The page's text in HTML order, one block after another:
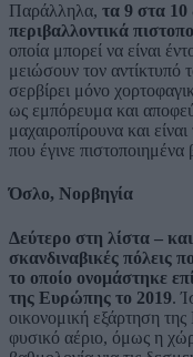
Παράλληλα, τα 9 στα 10
περιβαλλοντικά
οποία μπορεί να είναι
μειώσουν τον αντίκτυπό
σερβίρει μόνο
ως εμπόρευμα και
μαχαιροπίρουνα και
που έγινε
Όσλο, Νορβηγία
Δεύτερο στη λίστα –
σκανδιναβικές πόλεις
το οποίο ονομάστηκε
της Ευρώπης το 2019.
οικονομική εξάρτηση
φυσικό αέριο, όμως η